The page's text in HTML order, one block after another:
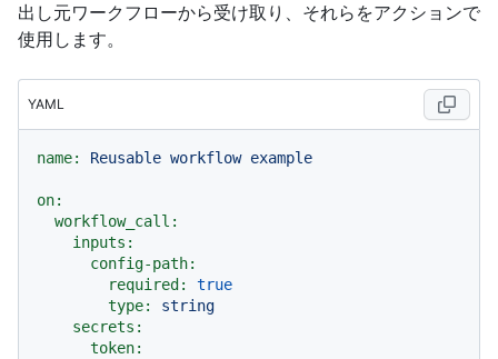
出し元ワークフローから受け取り、それらをアクションで
使用します。
YAML
name: Reusable workflow example
on:
workflow_call:
inputs:
config-path:
required:
true
type:
string
secrets:
token: